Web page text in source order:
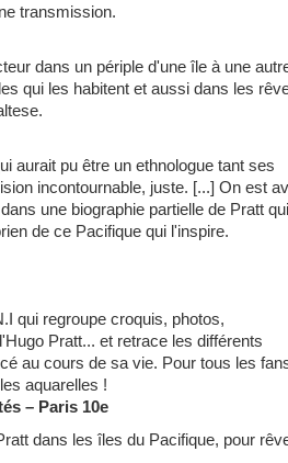
transmission.
dans un périple d'une île à une
qui les habitent et aussi dans les
aurait pu être un ethnologue tant ses
incontournable, juste. [...] On est
dans une biographie partielle de Pratt
de ce Pacifique qui l'inspire.
qui regroupe croquis, photos,
Pratt... et retrace les différents
au cours de sa vie. Pour tous les
aquarelles !
– Paris 10e
dans les îles du Pacifique, pour